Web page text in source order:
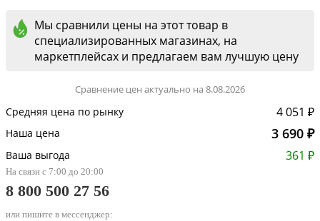
Мы сравнили цены на этот товар в
специализированных магазинах, на
маркетплейсах и предлагаем вам лучшую цену
Сравнение цен актуально на 8.08.2026
Средняя цена по рынку 4 051 ₽
Наша цена 3 690 ₽
Ваша выгода 361 ₽
На связи с 7:00 до 20:00
8 800 500 27 56
или пишите в мессенджер: